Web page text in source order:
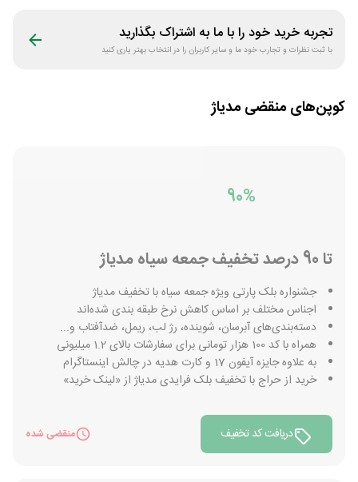
تجربه خرید خود را با ما به اشتراک بگذارید
با ثبت نظرات و تجارب خود ما و سایر کاربران را در انتخاب بهتر یاری کنید
کوپن‌های منقضی مدیاژ
90%
تا 90 درصد تخفیف جمعه سیاه مدیاژ
جشنواره بلک پارتی ویژه جمعه سیاه با تخفیف مدیاژ
اجناس مختلف بر اساس کاهش نرخ طبقه بندی شده‌اند
دسته‌بندی‌های آبرسان، شوینده، رژ لب، ریمل، ضدآفتاب و...
همراه با کد 100 هزار تومانی برای سفارشات بالای 1.2 میلیونی
به علاوه جایزه آیفون 17 و کارت هدیه در چالش اینستاگرام
خرید از حراج با تخفیف بلک فرایدی مدیاژ از «لینک خرید»
دریافت کد تخفیف منقضی شده